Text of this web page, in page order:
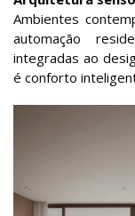
Ambientes
automação
integradas ao
é conforto